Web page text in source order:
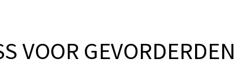
VOOR GEVORDERDEN